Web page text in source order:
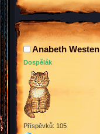
Anabeth Westen
Dospělák
Příspěvků: 105